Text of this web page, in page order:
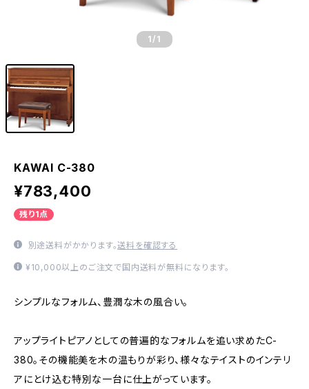
1 /1
KAWAI C-380
¥783,400
残り1点
別途送料がかかります。送料を確認する
¥10,000以上のご注文で国内送料が無料になります。
シンプルなフォルム、豊潤な木の風合い。
アップライトピアノとしての普遍的なフォルムを追い求めたC-
380。その機能美を木の温もりが彩り、様々なテイストのインテリ
アにとけ込む特別な一台に仕上がっています。